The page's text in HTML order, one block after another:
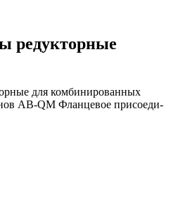
редукторные
для комбинированных
AB-QM Фланцевое присоеди-